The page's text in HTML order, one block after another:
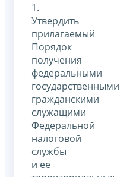
1.
Утвердить
прилагаемый
Порядок
получения
федеральными
государственными
гражданскими
служащими
Федеральной
налоговой
службы
и ее